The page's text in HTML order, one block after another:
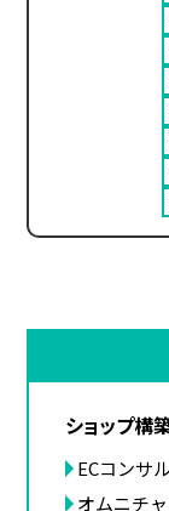
ショップ構
ECコンサル
オムニチ